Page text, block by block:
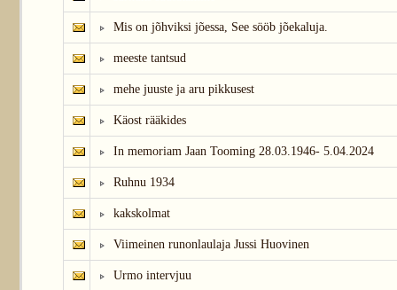
Mis on jõhviksi jõessa, See sööb jõekaluja.
meeste tantsud
mehe juuste ja aru pikkusest
Käost rääkides
In memoriam Jaan Tooming 28.03.1946- 5.04.2024
Ruhnu 1934
kakskolmat
Viimeinen runonlaulaja Jussi Huovinen
Urmo intervjuu